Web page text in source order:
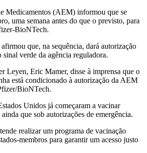
Medicamentos (AEM) informou que se
uma semana antes do que o previsto, para
BioNTech.
que, na sequência, dará autorização
sinal verde da agência reguladora.
Leyen, Eric Mamer, disse à imprensa que o
está condicionado à autorização da AEM
BioNTech.
Unidos já começaram a vacinar
que sob autorizações de emergência.
realizar um programa de vacinação
membros para garantir um acesso justo